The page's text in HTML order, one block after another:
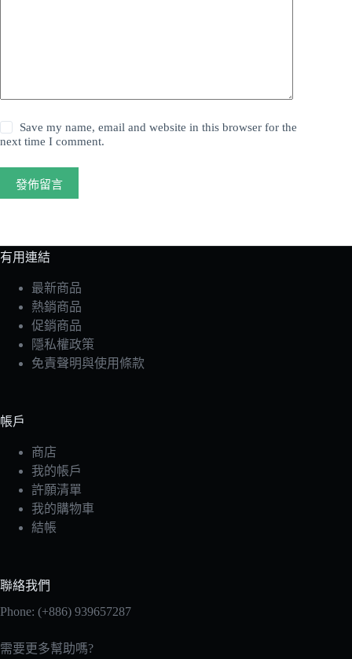
Save my name, email and website in this browser for the
next time I comment.
發佈留言
有用連結
最新商品
熱銷商品
促銷商品
隱私權政策
免責聲明與使用條款
帳戶
商店
我的帳戶
許願清單
我的購物車
結帳
聯絡我們
Phone: (+886) 939657287
需要更多幫助嗎?